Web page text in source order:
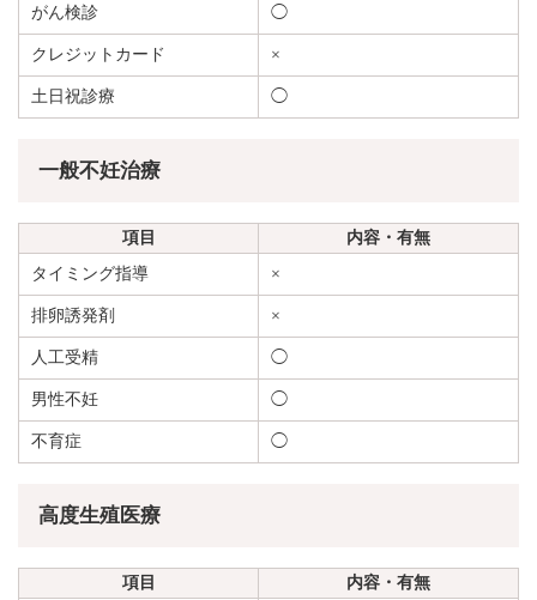
がん検診 ◯
クレジットカード ×
土日祝診療 ◯
一般不妊治療
項目
内容・有無
タイミング指導
×
排卵誘発剤 ×
人工受精 ◯
男性不妊 ◯
不育症 ◯
高度生殖医療
項目
内容・有無